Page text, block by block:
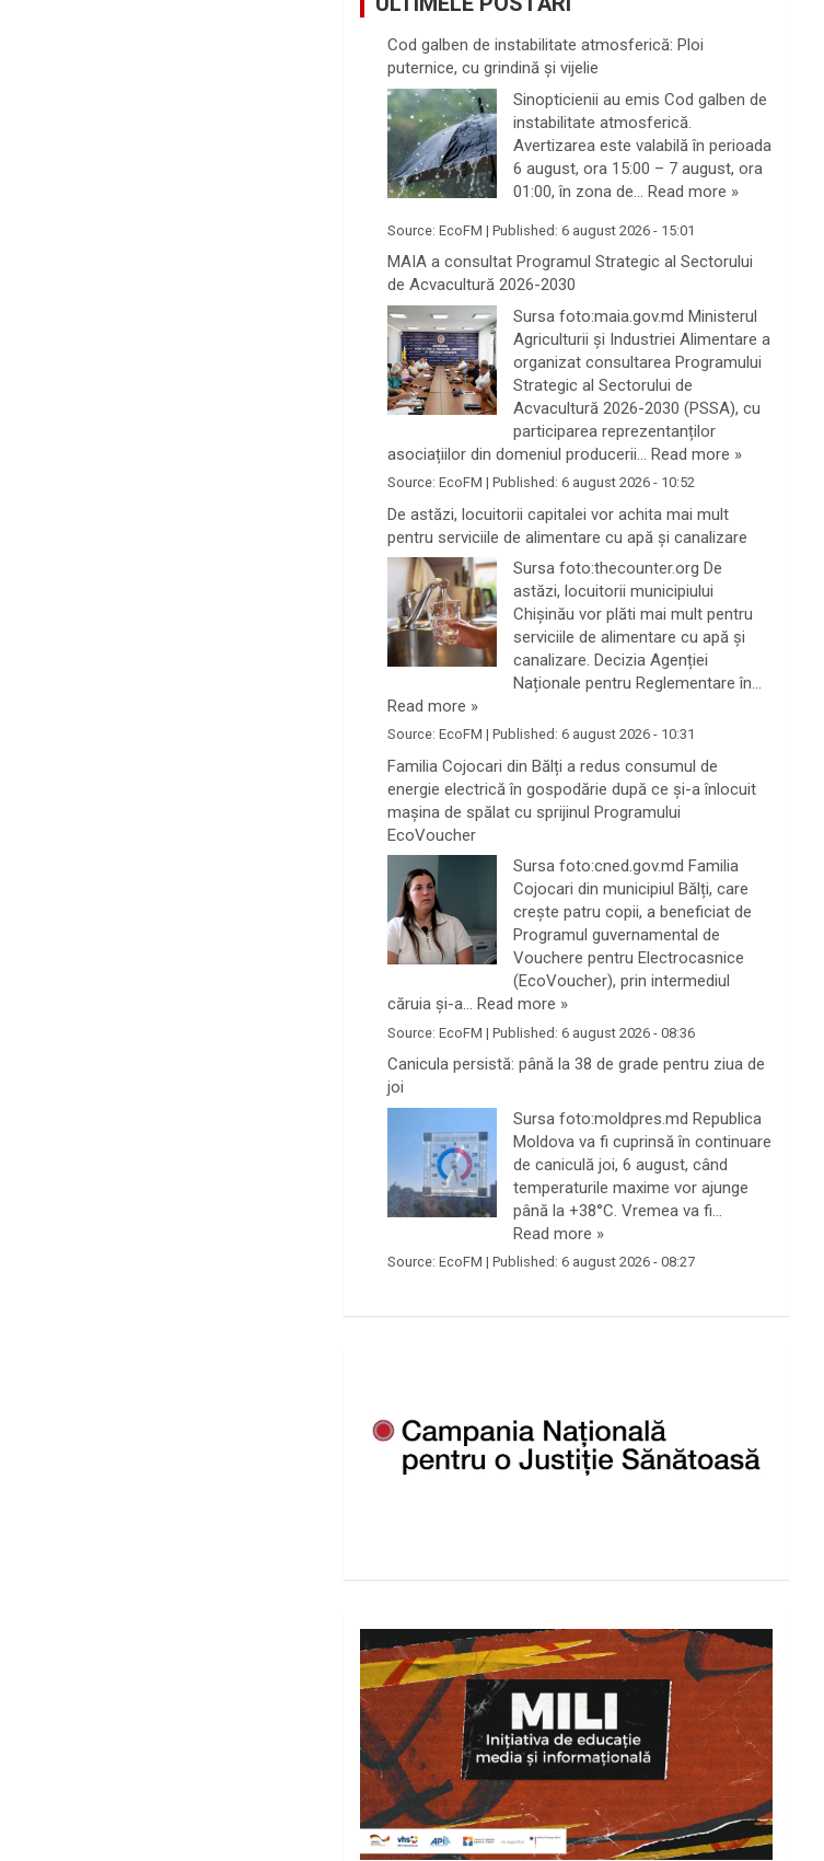
Cod galben de instabilitate atmosferică: Ploi
puternice, cu grindină și vijelie
Sinopticienii au emis Cod galben de
instabilitate atmosferică.
Avertizarea este valabilă în perioada
6 august, ora 15:00 – 7 august, ora
01:00, în zona de…Read more »
Source:EcoFM |Published:6 august 2026 - 15:01
MAIA a consultat Programul Strategic al Sectorului
de Acvacultură 2026-2030
Sursa foto:maia.gov.md Ministerul
Agriculturii și Industriei Alimentare a
organizat consultarea Programului
Strategic al Sectorului de
Acvacultură 2026-2030 (PSSA), cu
participarea reprezentanților
asociațiilor din domeniul producerii…Read more »
Source:EcoFM |Published:6 august 2026 - 10:52
De astăzi, locuitorii capitalei vor achita mai mult
pentru serviciile de alimentare cu apă și canalizare
Sursa foto:thecounter.org De
astăzi, locuitorii municipiului
Chișinău vor plăti mai mult pentru
serviciile de alimentare cu apă și
canalizare. Decizia Agenției
Naționale pentru Reglementare în…
Read more »
Source:EcoFM |Published:6 august 2026 - 10:31
Familia Cojocari din Bălți a redus consumul de
energie electrică în gospodărie după ce și-a înlocuit
mașina de spălat cu sprijinul Programului
EcoVoucher
Sursa foto:cned.gov.md Familia
Cojocari din municipiul Bălți, care
crește patru copii, a beneficiat de
Programul guvernamental de
Vouchere pentru Electrocasnice
(EcoVoucher), prin intermediul
căruia și-a…Read more »
Source:EcoFM |Published:6 august 2026 - 08:36
Canicula persistă: până la 38 de grade pentru ziua de
joi
Sursa foto:moldpres.md Republica
Moldova va fi cuprinsă în continuare
de caniculă joi, 6 august, când
temperaturile maxime vor ajunge
până la +38°C. Vremea va fi…
Read more »
Source:EcoFM |Published:6 august 2026 - 08:27